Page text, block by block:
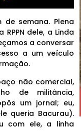
de semana. Plena
dele, a Linda
a conversar
a um veículo
não comercial,
de militância,
um jornal; eu,
queria Bacurau).
com ele, a linha